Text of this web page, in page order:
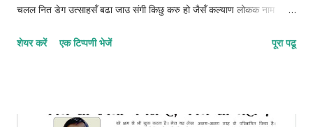
चलल नित डेग उत्साहसँ बढा जाउ संगी किछु करु हो जैसँ कल्याण लोकक नाम
फाइलुन–मुस्तफइलुन–फाइलातुन © कुन्दन कुमार कर्ण
शेयर करें एक टिप्पणी भेजें पूरा पढू